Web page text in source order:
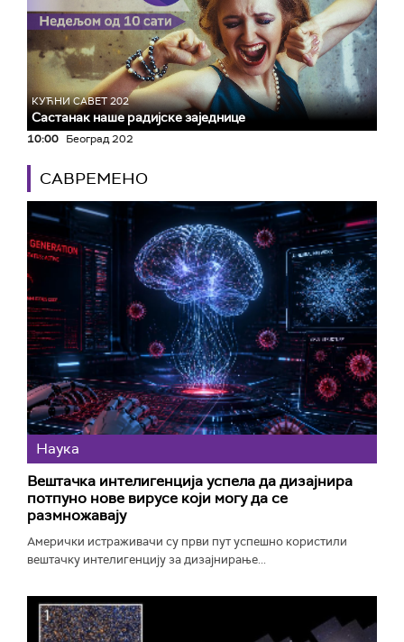
КУЋНИ САВЕТ 202
Састанак наше радијске заједнице
10:00 Београд 202
САВРЕМЕНО
Наука
Вештачка интелигенција успела да дизајнира
потпуно нове вирусе који могу да се
размножавају
Амерички истраживачи су први пут успешно користили
вештачку интелигенцију за дизајнирање...